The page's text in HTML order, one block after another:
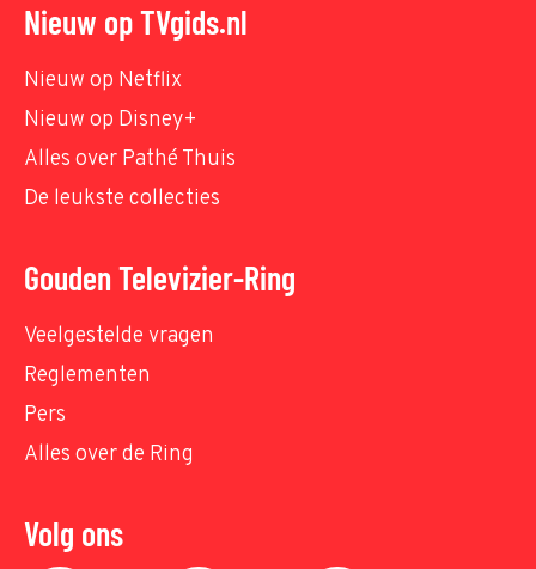
Nieuw op TVgids.nl
Nieuw op Netflix
Nieuw op Disney+
Alles over Pathé Thuis
De leukste collecties
Gouden Televizier-Ring
Veelgestelde vragen
Reglementen
Pers
Alles over de Ring
Volg ons